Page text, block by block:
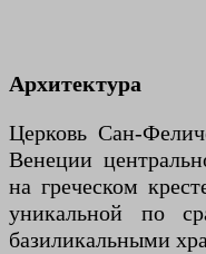
Архитектура
Церковь Сан-
Венеции
на греческом
уникальной по
базиликальными